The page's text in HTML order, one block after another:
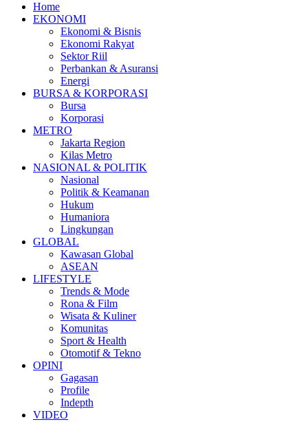
Home
EKONOMI
Ekonomi & Bisnis
Ekonomi Rakyat
Sektor Riil
Perbankan & Asuransi
Energi
BURSA & KORPORASI
Bursa
Korporasi
METRO
Jakarta Region
Kilas Metro
NASIONAL & POLITIK
Nasional
Politik & Keamanan
Hukum
Humaniora
Lingkungan
GLOBAL
Kawasan Global
ASEAN
LIFESTYLE
Trends & Mode
Rona & Film
Wisata & Kuliner
Komunitas
Sport & Health
Otomotif & Tekno
OPINI
Gagasan
Profile
Indepth
VIDEO